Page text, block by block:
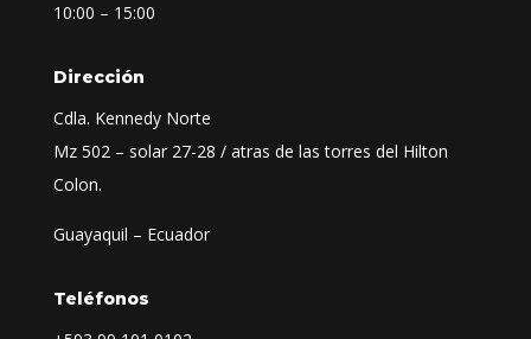
10:00 – 15:00
Dirección
Cdla. Kennedy Norte
Mz 502 – solar 27-28 / atras de las torres del Hilton
Colon.
Guayaquil – Ecuador
Teléfonos